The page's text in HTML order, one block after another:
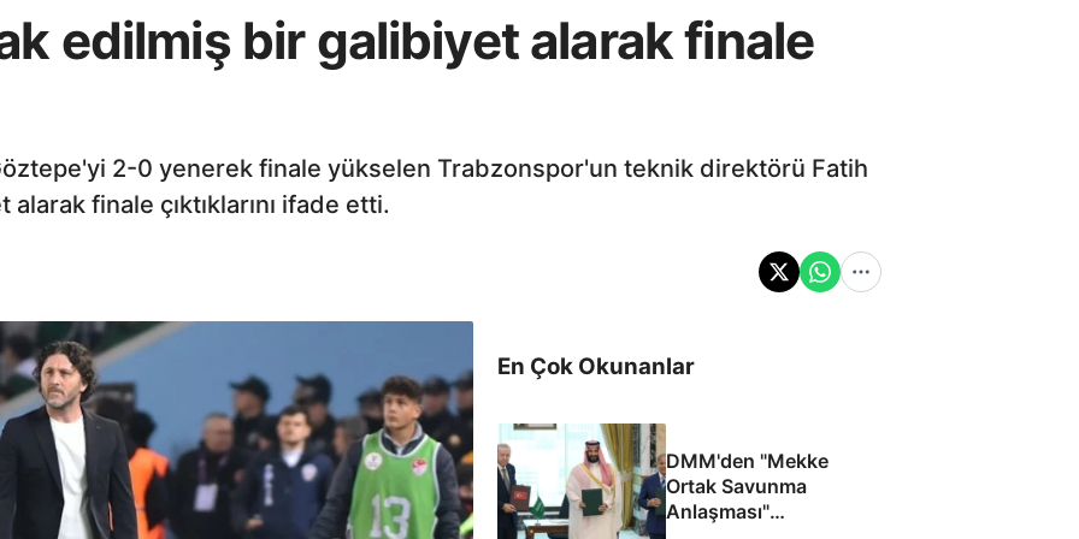
edilmiş bir galibiyet alarak finale
2-0 yenerek finale yükselen Trabzonspor'un teknik direktörü Fatih
finale çıktıklarını ifade etti.
En Çok Okunanlar
DMM'den "Mekke
Ortak Savunma
Anlaşması"